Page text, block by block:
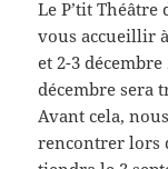
Le P’tit
vous accueillir
et 2-3
décembre sera
Avant cela,
rencontrer lors